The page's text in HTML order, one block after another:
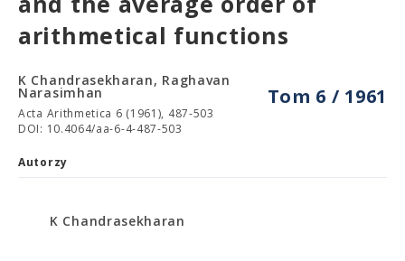
arithmetical functions
Tom 6 / 1961
K Chandrasekharan, Raghavan
Narasimhan
Acta Arithmetica 6 (1961), 487-503
DOI: 10.4064/aa-6-4-487-503
Autorzy
K Chandrasekharan